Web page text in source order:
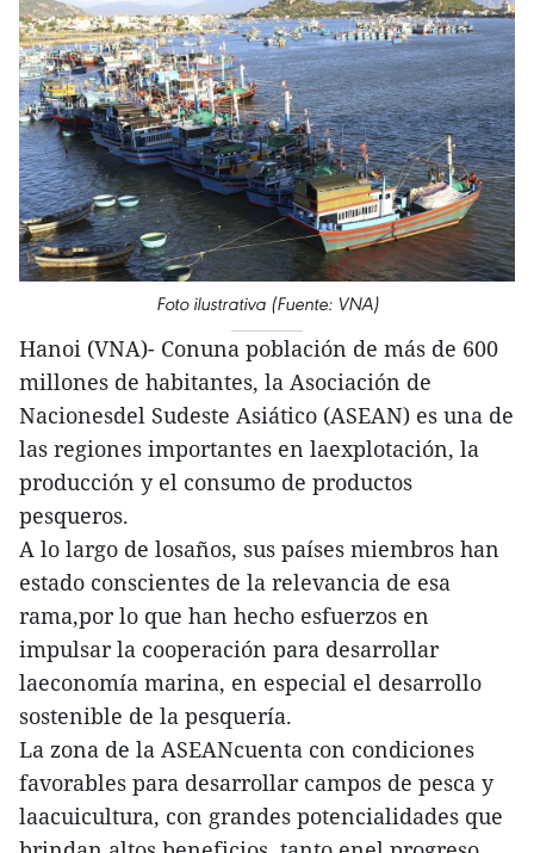
Foto ilustrativa (Fuente: VNA)
Hanoi (VNA)- Conuna población de más de 600
millones de habitantes, la Asociación de
Nacionesdel Sudeste Asiático (ASEAN) es una de
las regiones importantes en laexplotación, la
producción y el consumo de productos
pesqueros.
A lo largo de losaños, sus países miembros han
estado conscientes de la relevancia de esa
rama,por lo que han hecho esfuerzos en
impulsar la cooperación para desarrollar
laeconomía marina, en especial el desarrollo
sostenible de la pesquería.
La zona de la ASEANcuenta con condiciones
favorables para desarrollar campos de pesca y
laacuicultura, con grandes potencialidades que